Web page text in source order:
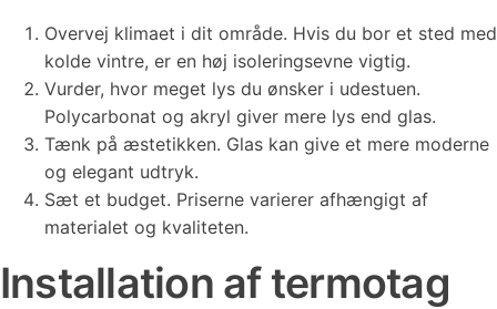
Overvej klimaet i dit område. Hvis du bor et sted med
kolde vintre, er en høj isoleringsevne vigtig.
Vurder, hvor meget lys du ønsker i udestuen.
Polycarbonat og akryl giver mere lys end glas.
Tænk på æstetikken. Glas kan give et mere moderne
og elegant udtryk.
Sæt et budget. Priserne varierer afhængigt af
materialet og kvaliteten.
Installation af termotag